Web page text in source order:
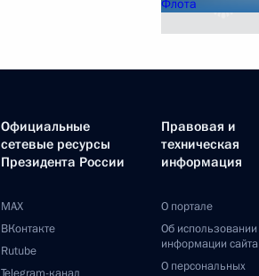
Официальные
сетевые ресурсы
Президента России
MAX
ВКонтакте
Rutube
Правовая и
техническая
информация
О портале
Об использовании
информации сайта
О персональных